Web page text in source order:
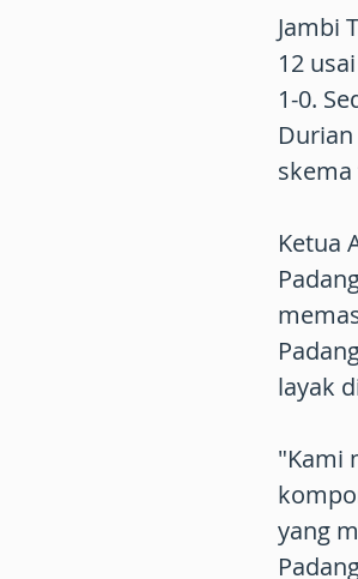
Jambi
12
1-0.
skema
Ketua
layak
"Kami
yang